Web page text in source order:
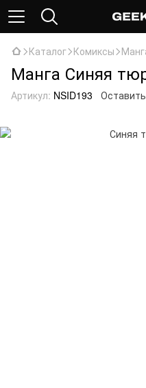
Каталог Комиксы
Манга Синяя
Артикул: NSID193